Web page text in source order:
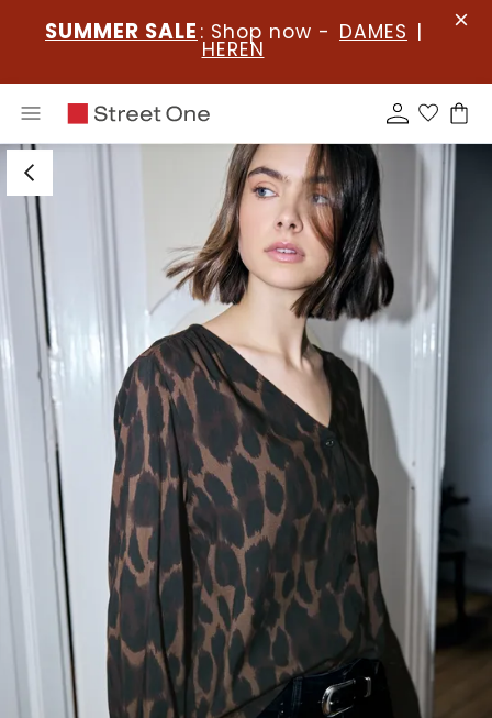
SUMMER SALE : Shop now - DAMES |
HEREN